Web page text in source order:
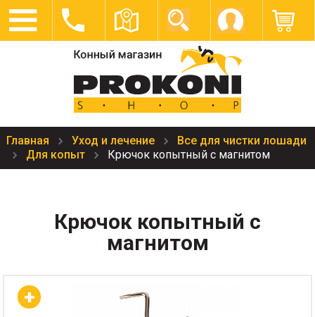
Главная Уход и лечение
Все для чистки лошади
Для копыт
Крючок копытный с магнитом
Крючок копытный с
магнитом